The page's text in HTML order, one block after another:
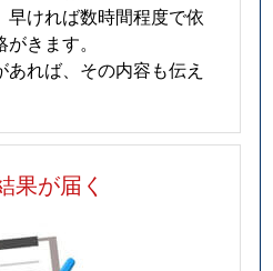
早ければ数時間程度で依
きます。
れば、その内容も伝え
果が届く